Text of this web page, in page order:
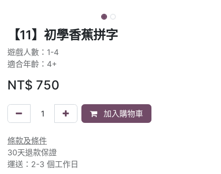
【11】初學香蕉拼字
遊戲人數：1-4
適合年齡：4+
NT$ 750
加入購物車
條款及條件
30天退款保證
運送：2-3 個工作日